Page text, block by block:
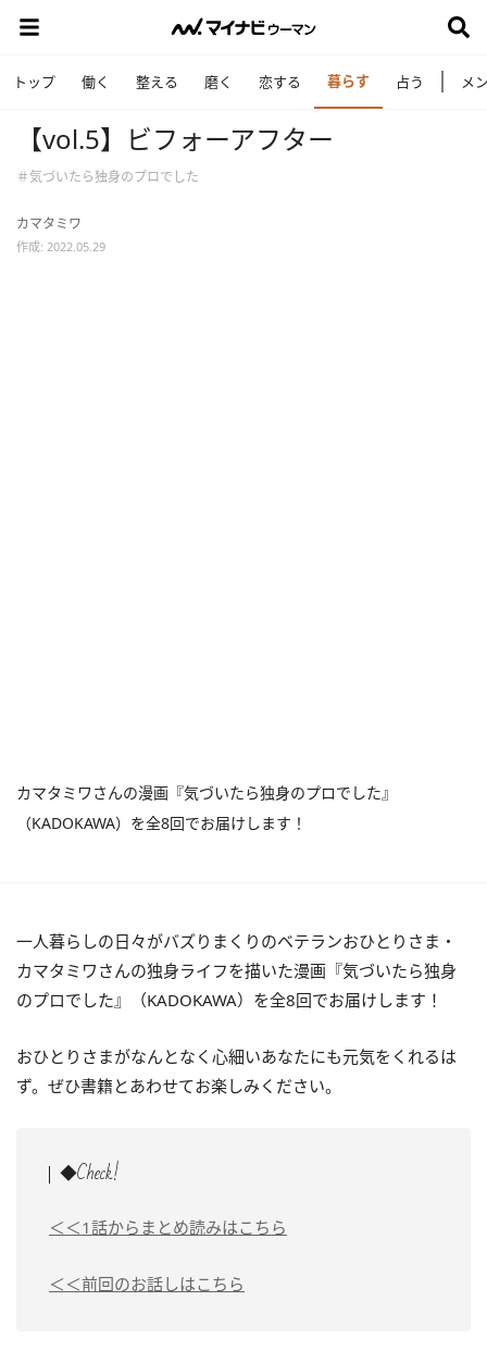
トップ 働く 整える 磨く 恋する 暮らす 占う メ
【vol.5】ビフォーアフター
＃気づいたら独身のプロでした
カマタミワ
作成: 2022.05.29
カマタミワさんの漫画『気づいたら独身のプロでした』
（KADOKAWA）を全8回でお届けします！
一人暮らしの日々がバズりまくりのベテランおひとりさま・
カマタミワさんの独身ライフを描いた漫画『気づいたら独身
のプロでした』（KADOKAWA）を全8回でお届けします！
おひとりさまがなんとなく心細いあなたにも元気をくれるは
ず。 ぜひ書籍とあわせてお楽しみください。
◆Check!
＜＜1話からまとめ読みはこちら
＜＜前回のお話しはこちら